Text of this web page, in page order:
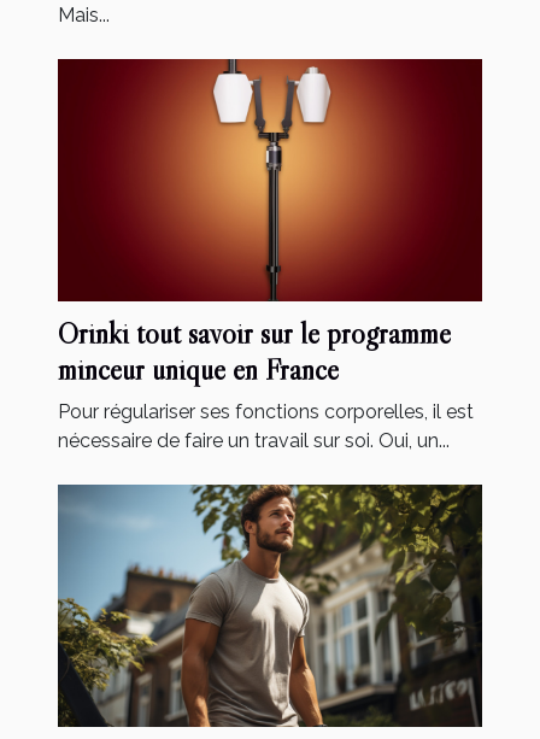
Mais...
Orinki tout savoir sur le programme
minceur unique en France
Pour régulariser ses fonctions corporelles, il est
nécessaire de faire un travail sur soi. Oui, un...